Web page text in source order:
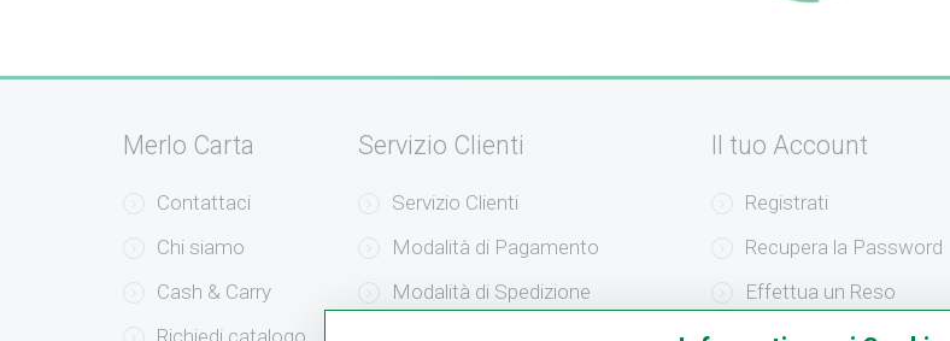
Merlo Carta
Contattaci
Chi siamo
Cash & Carry
Servizio Clienti
Servizio Clienti
Modalità di Pagamento
Modalità di Spedizione
Il tuo Account
Registrati
Recupera la Password
Effettua un Reso